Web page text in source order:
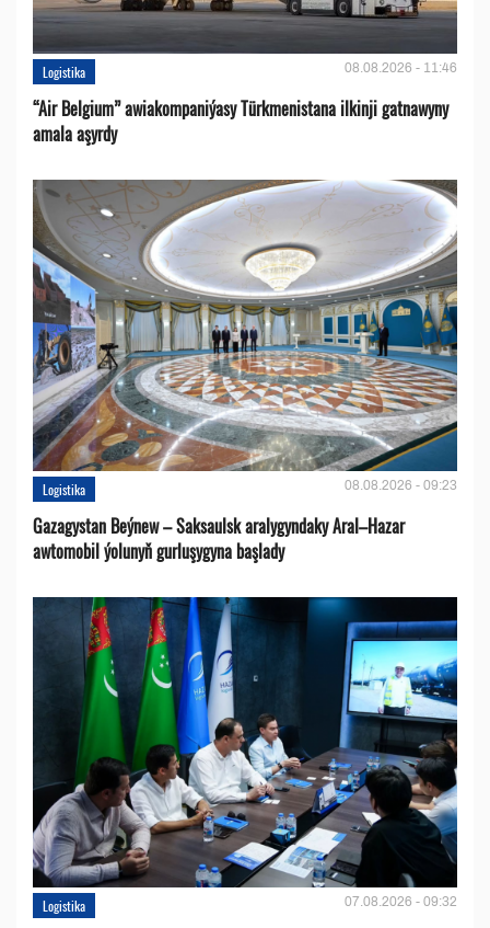
Logistika 08.08.2026 - 11:46
“Air Belgium” awiakompaniýasy Türkmenistana ilkinji gatnawyny
amala aşyrdy
Logistika 08.08.2026 - 09:23
Gazagystan Beýnew – Saksaulsk aralygyndaky Aral–Hazar
awtomobil ýolunyň gurluşygyna başlady
Logistika 07.08.2026 - 09:32